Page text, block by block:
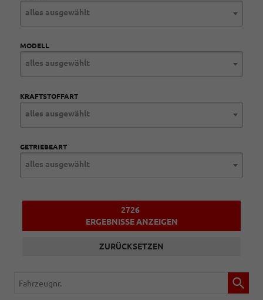
alles ausgewählt
MODELL
alles ausgewählt
KRAFTSTOFFART
alles ausgewählt
GETRIEBEART
alles ausgewählt
2726
ERGEBNISSE ANZEIGEN
ZURÜCKSETZEN
Fahrzeugnr.